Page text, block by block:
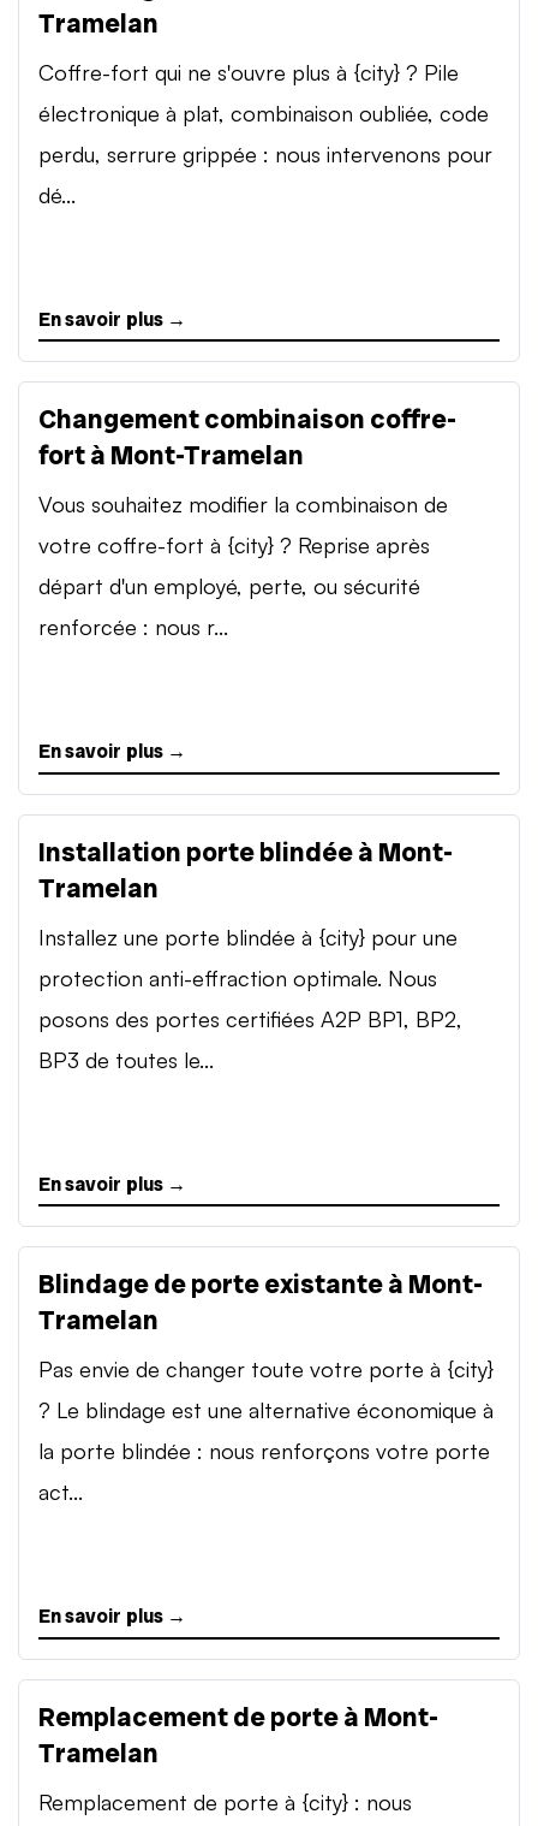
Tramelan
Coffre-fort qui ne s'ouvre plus à {city} ? Pile
électronique à plat, combinaison oubliée, code
perdu, serrure grippée : nous intervenons pour
dé...
En savoir plus →
Changement combinaison coffre-
fort à Mont-Tramelan
Vous souhaitez modifier la combinaison de
votre coffre-fort à {city} ? Reprise après
départ d'un employé, perte, ou sécurité
renforcée : nous r...
En savoir plus →
Installation porte blindée à Mont-
Tramelan
Installez une porte blindée à {city} pour une
protection anti-effraction optimale. Nous
posons des portes certifiées A2P BP1, BP2,
BP3 de toutes le...
En savoir plus →
Blindage de porte existante à Mont-
Tramelan
Pas envie de changer toute votre porte à {city}
? Le blindage est une alternative économique à
la porte blindée : nous renforçons votre porte
act...
En savoir plus →
Remplacement de porte à Mont-
Tramelan
Remplacement de porte à {city} : nous